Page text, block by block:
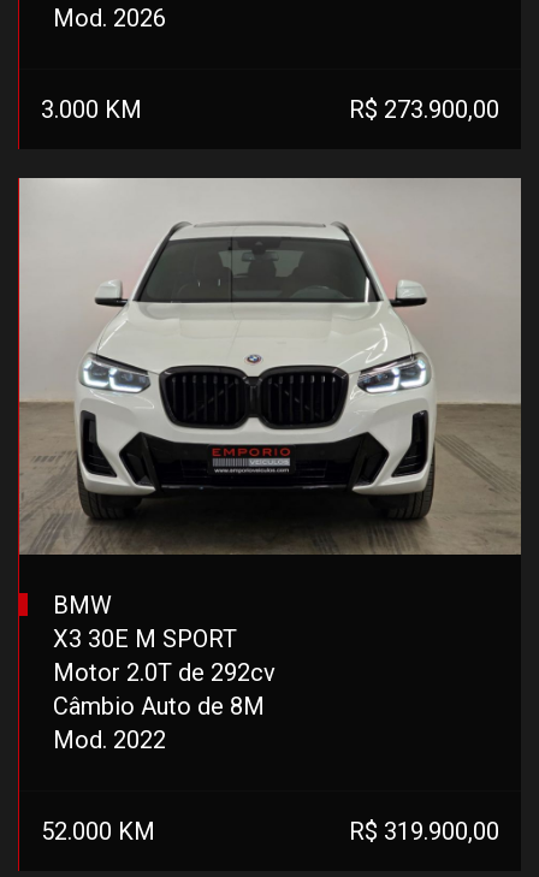
Mod. 2026
3.000 KM R$ 273.900,00
BMW
X3 30E M SPORT
Motor 2.0T de 292cv
Câmbio Auto de 8M
Mod. 2022
52.000 KM R$ 319.900,00